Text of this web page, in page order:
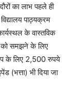
का लाभ पहले ही
पाठ्यक्रम
के वास्तविक
को समझने के लिए
के लिए 2,500 रुपये
(भत्ता) भी दिया जा